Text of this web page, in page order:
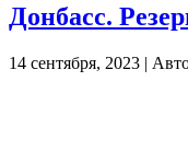
Донбасс.
14 сентября, 2023 |